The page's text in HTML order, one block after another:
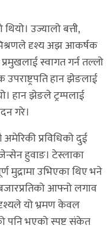
उज्यालो बत्ती,
दृश्य अझ आकर्षक
प्रमुखलाई स्वागत गर्न तल्लो
हान झेङलाई
हान झेङले ट्रम्पलाई
गरे।
अमेरिकी प्रविधिको दुई
हुवाङ। टेस्लाका
मुद्रामा उभिएका थिए भने
आफ्नो लगाव
यो भ्रमण केवल
पनि भएको स्पष्ट संकेत